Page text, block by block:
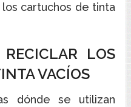
cartuchos de tinta
RECICLAR LOS
VACÍOS
dónde se utilizan